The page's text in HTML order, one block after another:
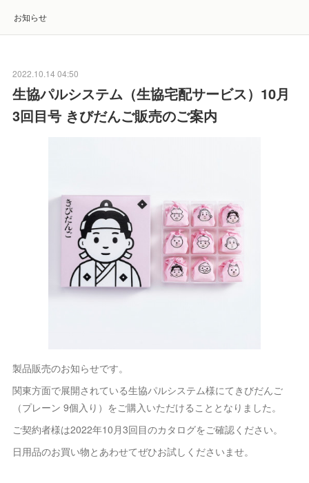
お知らせ
2022.10.14 04:50
生協パルシステム（生協宅配サービス）10月
3回目号 きびだんご販売のご案内
製品販売のお知らせです。
関東方面で展開されている生協パルシステム様にてきびだんご
（プレーン 9個入り）をご購入いただけることとなりました。
ご契約者様は2022年10月3回目のカタログをご確認ください。
日用品のお買い物とあわせてぜひお試しくださいませ。